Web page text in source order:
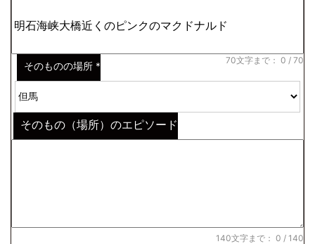
70文字まで： 0 / 70
そのものの場所 *
そのもの（場所）のエピソード
140文字まで： 0 / 140